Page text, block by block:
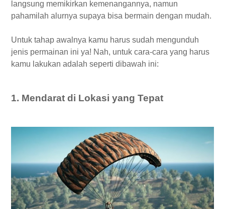
langsung memikirkan kemenangannya, namun
pahamilah alurnya supaya bisa bermain dengan mudah.
Untuk tahap awalnya kamu harus sudah mengunduh
jenis permainan ini ya! Nah, untuk cara-cara yang harus
kamu lakukan adalah seperti dibawah ini:
1. Mendarat di Lokasi yang Tepat